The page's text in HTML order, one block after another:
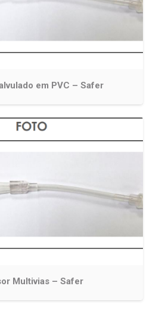
em PVC – Safer
Multivias – Safer